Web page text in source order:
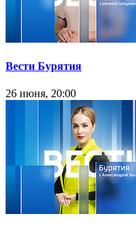
Вести Бурятия
26 июня, 20:00